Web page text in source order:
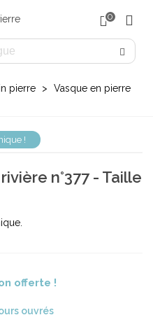
0
pierre >
Vasque en pierre
!
n°377 - Taille
offerte !
ouvrés